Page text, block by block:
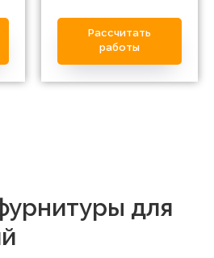
Рассчитать
работы
для